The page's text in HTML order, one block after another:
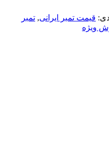
قیمت تمبر ایرانی, تمبر
ویژه